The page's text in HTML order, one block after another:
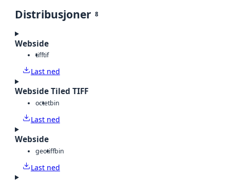
Distribusjoner 8
Webside
tifftif
Last ned
Webside Tiled TIFF
octetbin
Last ned
Webside
geotiffbin
Last ned